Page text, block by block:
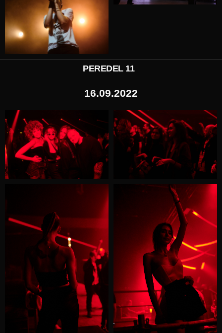
PEREDEL 11
16.09.2022